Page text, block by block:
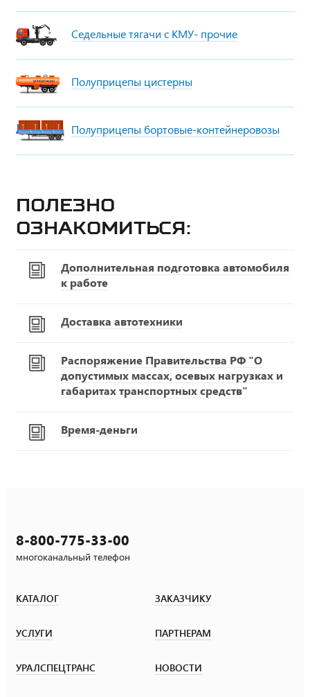
Седельные тягачи с КМУ- прочие
Полуприцепы цистерны
Полуприцепы бортовые-контейнеровозы
Полезно
ознакомиться:
Дополнительная подготовка автомобиля
к работе
Доставка автотехники
Распоряжение Правительства РФ "О
допустимых массах, осевых нагрузках и
габаритах транспортных средств"
Время-деньги
8-800-775-33-00
многоканальный телефон
КАТАЛОГ ЗАКАЗЧИКУ
УСЛУГИ ПАРТНЕРАМ
УРАЛСПЕЦТРАНС НОВОСТИ